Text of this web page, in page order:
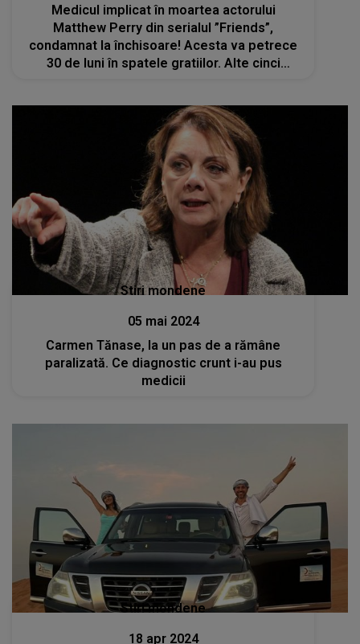
Medicul implicat în moartea actorului
Matthew Perry din serialul ”Friends”,
condamnat la închisoare! Acesta va petrece
30 de luni în spatele gratiilor. Alte cinci
Stiri mondene
05 mai 2024
Carmen Tănase, la un pas de a rămâne
paralizată. Ce diagnostic crunt i-au pus
medicii
Stiri mondene
18 apr 2024